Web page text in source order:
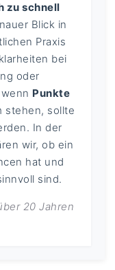
zu schnell
Blick in
Praxis
bei
oder
Punkte
stehen, sollte
In der
wir, ob ein
hat und
sind.
20 Jahren